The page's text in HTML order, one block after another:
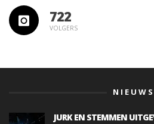
722
VOLGERS
NIEUWS
JURK EN STEMMEN